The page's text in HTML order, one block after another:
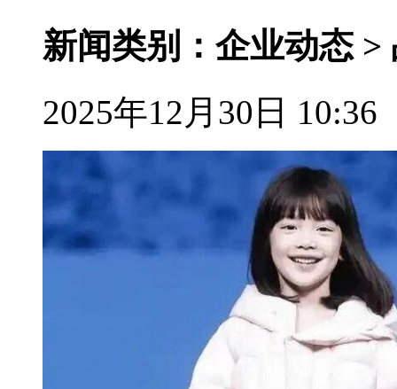
新闻类别：企业动态 >
2025年12月30日 10:36